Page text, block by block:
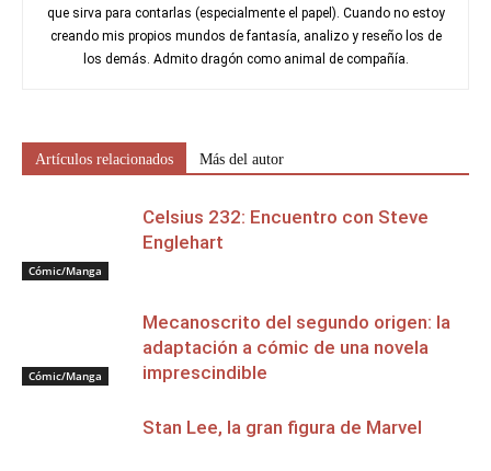
que sirva para contarlas (especialmente el papel). Cuando no estoy
creando mis propios mundos de fantasía, analizo y reseño los de
los demás. Admito dragón como animal de compañía.
Artículos relacionados Más del autor
Cómic/Manga
Celsius 232: Encuentro con Steve
Englehart
Cómic/Manga
Mecanoscrito del segundo origen: la
adaptación a cómic de una novela
imprescindible
Stan Lee, la gran figura de Marvel